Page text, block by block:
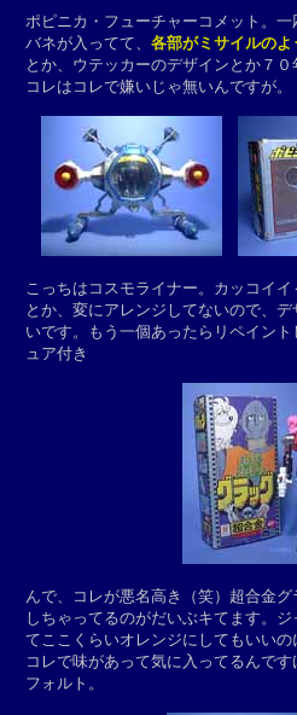
ポピニカ・フューチャーコメット。
バネが入ってて、 各部がミサイルのよ
とか、ウテッカーのデザインとか７
コレはコレで嫌いじゃ無いんですが。
こっちはコスモライナー。カッコイ
とか、変にアレンジしてないので、
いです。もう一個あったらリペイン
ュア付き
んで、コレが悪名高き（笑）超合金
しちゃってるのがだいぶキてます。
てここくらいオレンジにしてもいい
コレで味があって気に入ってるんで
フォルト。